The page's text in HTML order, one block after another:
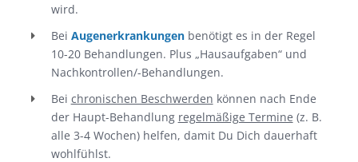
wird.
Bei Augenerkrankungenbenötigt es in der Regel
10-20 Behandlungen. Plus „Hausaufgaben“ und
Nachkontrollen/-Behandlungen.
Bei chronischen Beschwerden können nach Ende
der Haupt-Behandlung regelmäßige Termine (z. B.
alle 3-4 Wochen) helfen, damit Du Dich dauerhaft
wohlfühlst.